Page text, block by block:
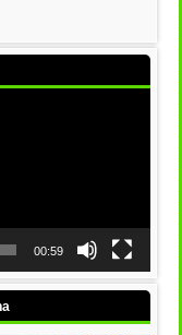
00:59